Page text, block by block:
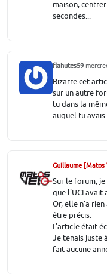
maison,
secondes...
flahutes59
Bizarre cet
sur un autre
tu dans la
auquel tu
Guillaume [Matos
Sur le forum,
que l'UCI avait
Or, elle n'a
être précis.
L'article était
Je tenais juste
fait aucune